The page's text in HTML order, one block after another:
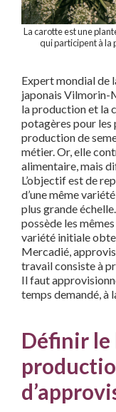
La carotte est une
qui participent à
Expert mondial de
japonais Vilmorin-
la production et la
potagères pour les
production de
métier. Or, elle
alimentaire, mais
L’objectif est de
d’une mêmevariété
plus grande échelle.
possède les
variété initiale
Mercadié,
travail consiste à
Il faut
temps demandé, à
Définir le